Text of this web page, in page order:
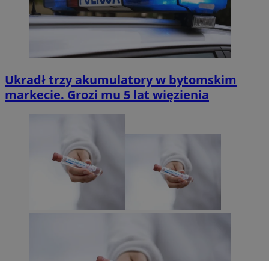
Ukradł trzy akumulatory w bytomskim
markecie. Grozi mu 5 lat więzienia